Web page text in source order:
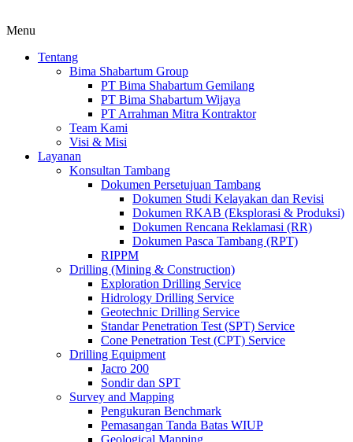
Menu
Tentang
Bima Shabartum Group
PT Bima Shabartum Gemilang
PT Bima Shabartum Wijaya
PT Arrahman Mitra Kontraktor
Team Kami
Visi & Misi
Layanan
Konsultan Tambang
Dokumen Persetujuan Tambang
Dokumen Studi Kelayakan dan Revisi
Dokumen RKAB (Eksplorasi & Produksi)
Dokumen Rencana Reklamasi (RR)
Dokumen Pasca Tambang (RPT)
RIPPM
Drilling (Mining & Construction)
Exploration Drilling Service
Hidrology Drilling Service
Geotechnic Drilling Service
Standar Penetration Test (SPT) Service
Cone Penetration Test (CPT) Service
Drilling Equipment
Jacro 200
Sondir dan SPT
Survey and Mapping
Pengukuran Benchmark
Pemasangan Tanda Batas WIUP
Geological Mapping